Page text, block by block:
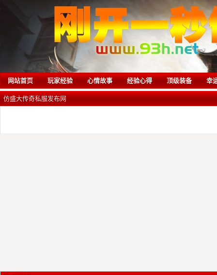
网站首页 玩家经验 心情故事 经验心得 顶级装备 幸
仿盛大传奇私服发布网